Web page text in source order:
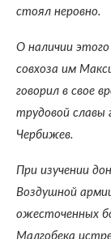
стоял неровно.
О наличии
совхоза им
говорил в свое
трудовой славы
Чербижев.
При изучении
Воздушной
ожесточенных
Малгобека